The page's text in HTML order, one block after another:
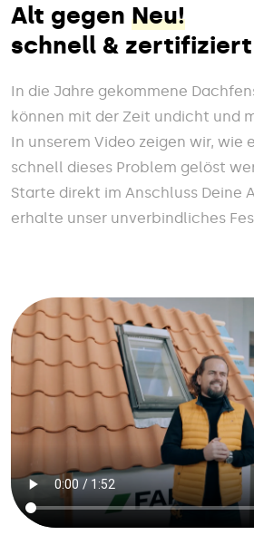
Alt gegen Neu!
schnell & zertifiziert
In die Jahre gekommene
können mit der Zeit undicht und
In unserem Video zeigen wir, wie
schnell dieses Problem gelöst
Starte direkt im Anschluss Deine
erhalte unser unverbindliches